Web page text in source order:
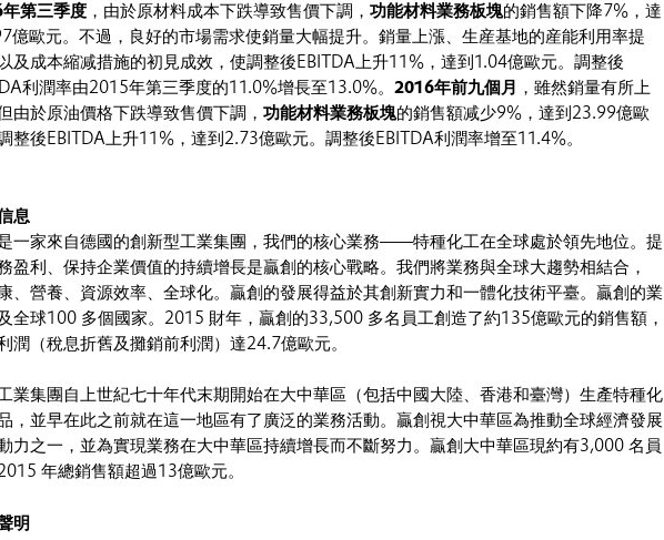
第三季度，由於原材料成本下跌導致售價下調， 功能材料業務板塊的銷售額下降7%，達
億歐元。不過，良好的市場需求使銷量大幅提升。銷量上漲、生産基地的産能利用率提
及成本縮减措施的初見成效，使調整後EBITDA上升11%，達到1.04億歐元。調整後
利潤率由2015年第三季度的11.0%增長至13.0%。 2016年前九個月 ，雖然銷量有所上
由於原油價格下跌導致售價下調， 功能材料業務板塊的銷售額减少9%，達到23.99億歐
整後EBITDA上升11%，達到2.73億歐元。調整後EBITDA利潤率增至11.4%。
息
一家來自德國的創新型工業集團，我們的核心業務——特種化工在全球處於領先地位。提
盈利、保持企業價值的持續增長是贏創的核心戰略。我們將業務與全球大趨勢相結合，
、營養、資源效率、全球化。贏創的發展得益於其創新實力和一體化技術平臺。贏創的業
全球100 多個國家。2015 財年，贏創的33,500 多名員工創造了約135億歐元的銷售額，
潤（稅息折舊及攤銷前利潤）達24.7億歐元。
業集團自上世紀七十年代末期開始在大中華區（包括中國大陸、香港和臺灣）生產特種化
，並早在此之前就在這一地區有了廣泛的業務活動。贏創視大中華區為推動全球經濟發展
力之一，並為實現業務在大中華區持續增長而不斷努力。贏創大中華區現約有3,000 名員
年總銷售額超過13億歐元。
明